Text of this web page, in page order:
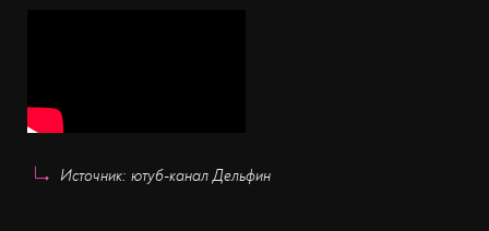
Источник: ютуб-канал Дельфин